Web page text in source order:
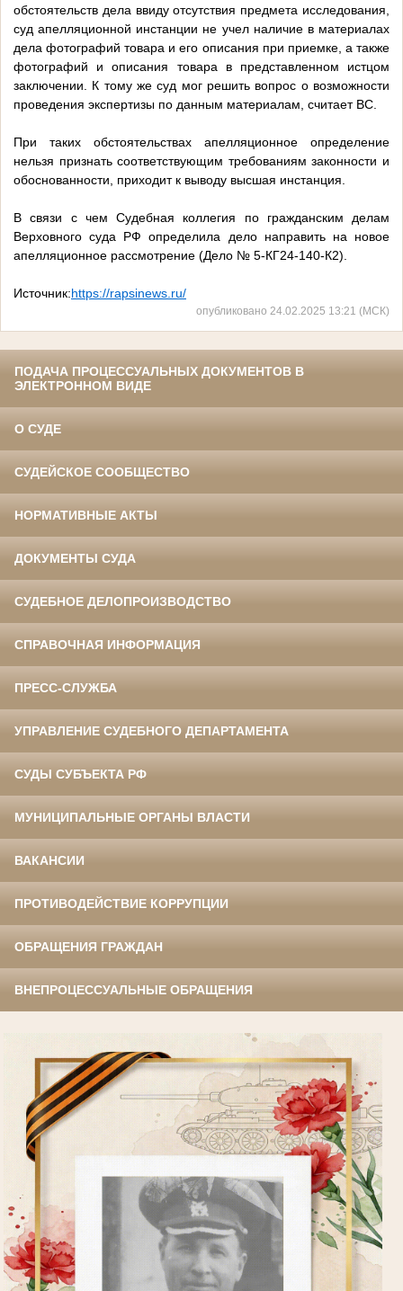
обстоятельств дела ввиду отсутствия предмета исследования,
суд апелляционной инстанции не учел наличие в материалах
дела фотографий товара и его описания при приемке, а также
фотографий и описания товара в представленном истцом
заключении. К тому же суд мог решить вопрос о возможности
проведения экспертизы по данным материалам, считает ВС.
При таких обстоятельствах апелляционное определение
нельзя признать соответствующим требованиям законности и
обоснованности, приходит к выводу высшая инстанция.
В связи с чем Судебная коллегия по гражданским делам
Верховного суда РФ определила дело направить на новое
апелляционное рассмотрение (Дело № 5-КГ24-140-К2).
Источник:https://rapsinews.ru/
опубликовано 24.02.2025 13:21 (МСК)
ПОДАЧА ПРОЦЕССУАЛЬНЫХ ДОКУМЕНТОВ В
ЭЛЕКТРОННОМ ВИДЕ
О СУДЕ
СУДЕЙСКОЕ СООБЩЕСТВО
НОРМАТИВНЫЕ АКТЫ
ДОКУМЕНТЫ СУДА
СУДЕБНОЕ ДЕЛОПРОИЗВОДСТВО
СПРАВОЧНАЯ ИНФОРМАЦИЯ
ПРЕСС-СЛУЖБА
УПРАВЛЕНИЕ СУДЕБНОГО ДЕПАРТАМЕНТА
СУДЫ СУБЪЕКТА РФ
МУНИЦИПАЛЬНЫЕ ОРГАНЫ ВЛАСТИ
ВАКАНСИИ
ПРОТИВОДЕЙСТВИЕ КОРРУПЦИИ
ОБРАЩЕНИЯ ГРАЖДАН
ВНЕПРОЦЕССУАЛЬНЫЕ ОБРАЩЕНИЯ